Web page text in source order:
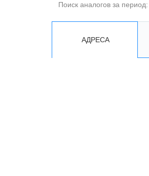
Поиск аналогов за период:
АДРЕСА